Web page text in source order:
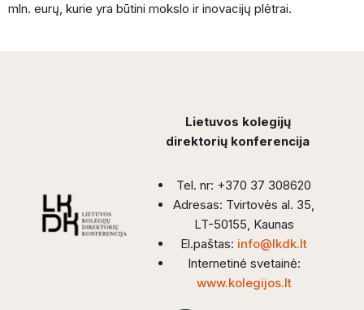
mln. eurų, kurie yra būtini mokslo ir inovacijų plėtrai.
Lietuvos kolegijų
direktorių konferencija
Tel. nr: +370 37 308620
Adresas: Tvirtovės al. 35,
LT-50155, Kaunas
El.paštas: info@lkdk.lt
Internetinė svetainė:
www.kolegijos.lt